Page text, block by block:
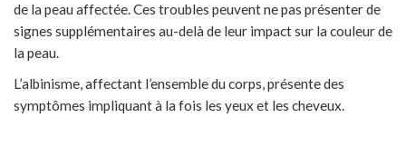
de la peau affectée. Ces troubles peuvent ne pas présenter de
signes supplémentaires au-delà de leur impact sur la couleur de
la peau.
L’albinisme, affectant l’ensemble du corps, présente des
symptômes impliquant à la fois les yeux et les cheveux.